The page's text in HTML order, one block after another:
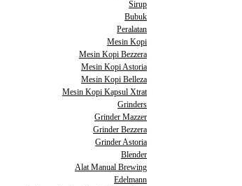
Sirup
Bubuk
Peralatan
Mesin Kopi
Mesin Kopi Bezzera
Mesin Kopi Astoria
Mesin Kopi Belleza
Mesin Kopi Kapsul Xtrat
Grinders
Grinder Mazzer
Grinder Bezzera
Grinder Astoria
Blender
Alat Manual Brewing
Edelmann